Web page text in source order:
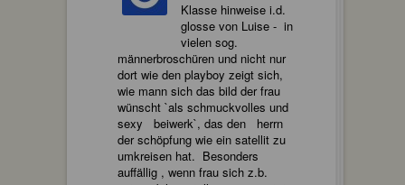
Klasse hinweise i.d.
glosse von Luise - in
vielen sog.
männerbroschüren und nicht nur
dort wie den playboy zeigt sich,
wie mann sich das bild der frau
wünscht `als schmuckvolles und
sexy beiwerk`, das den herrn
der schöpfung wie ein satellit zu
umkreisen hat. Besonders
auffällig , wenn frau sich z.b.